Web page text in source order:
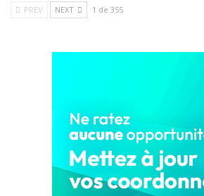
PREV NEXT 1 de 355